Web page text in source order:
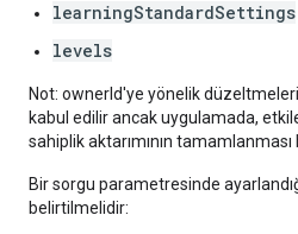
learningStandardSettings
levels
Not: ownerId'ye yönelik
kabul edilir ancak uygulamada,
sahiplik aktarımının
Bir sorgu parametresinde
belirtilmelidir: